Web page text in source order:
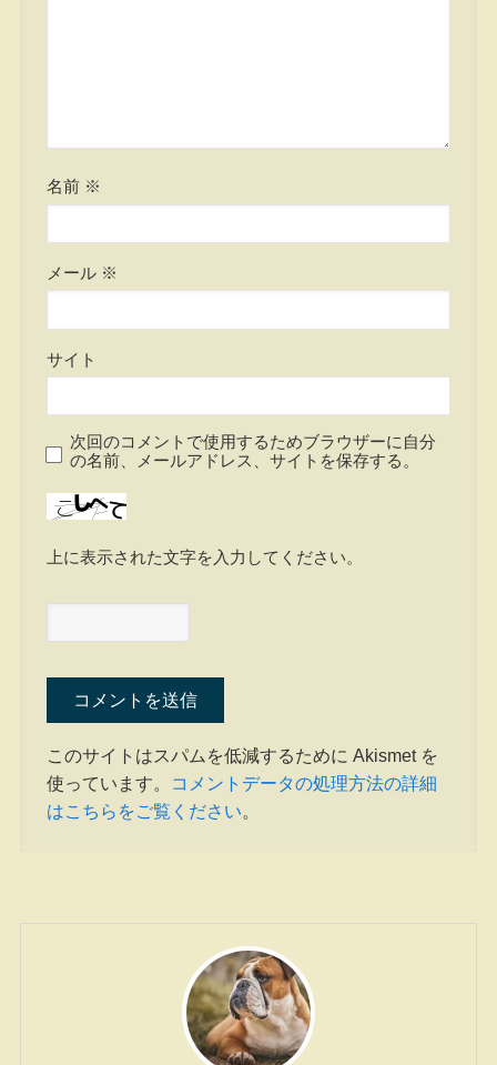
名前 ※
メール ※
サイト
次回のコメントで使用するためブラウザーに自分
の名前、メールアドレス、サイトを保存する。
上に表示された文字を入力してください。
このサイトはスパムを低減するために Akismet を
使っています。
コメントデータの処理方法の詳細
はこちらをご覧ください